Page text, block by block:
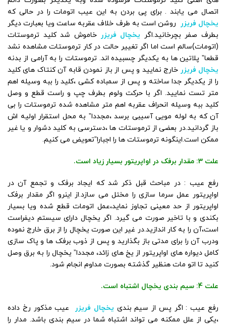
اتصال می یابند . برای پی بردن به این عیب اتومات را در حالی که
یخچال فریزر
روشن است به طرف خلاف عقربه ساعت ویا بعبارت دیگر
بطرف صفر بچرخانید.اگر یخچال فریزر خاموش شد کلید ترموستات
(اتومات)سالم است اما اگر تغییر حالت در کار ترموستات مشاهده نشد
قطعا” پلاتین ها به یکدیگر چسبیده اند. ترموستات را به آرامی از بدنه
یخچال فریزر خارج نمایید و پس از باز نمودن قابه آن کنتاک های کلید
را از یکدیگر جدا ساخته و پس از سمباده کشی ،کلید را ببه وسیله اهم
متر تست نمایید. اگر با حرکت ولوم بطرف چپ و راست قطع و وصل
کلید ببه وسیله انحراف عقربه اهم متر مشاهده شده ترموستات را بی
آن که به لوله مویی آسیبی برسد ،مجددا” به محل استقرار اولیه اش
باز گردانید.در بعضی از ترموستات ها ،دسترسی به کلید دشوار و یا غیر
ممکن است.اینگونه ترموستات ها را اجبارا”تعویض می کنیم.
علت 3: مقدار برفک در اواپریتور بسیار زیاد است.
رفع عیب : در مباحث قبل ذکر شد که ایجاد برفک و تجمع آن در
اواپریتور عمل سرما سازی را مختل می سازد.از اینرو اگر مقدار برفک
اواپریتور از حد معینی تجاوز نماید،عمل اتومات قطع شده ویا بسیار
بکندی و با تاخیر صورت می گیرد. اگر یخچال دارای سیستم دیفراست
است،آن را به کار اندازید.در غیر این صورت یخچال را از برق خارج نموده
ودرب آن را برای مدتی باز بگذارید و پس از ذوب برفک ها و پاک سازی
کامل دیواره های اواپریتور از یخ های زائد، مجددا” یخچال را به برق وصل
کنید تا اتو مات هنظیر گذشته بصورت مداوم انجام شود.
علت 4: سیم بندی یخچال اشتباه است.
رفع عیب : اگر پس از سیم بندی یخچال فریزر
عیب مذکور رخ داده
،یکی از علل ممکنه می تواند اشتباه شما در سیم بندی باشد. مدار را